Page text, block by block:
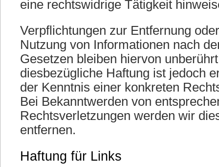
eine rechtswidrige Tätigkeit
Verpflichtungen zur Entfernung
Nutzung von Informationen nach
Gesetzen bleiben hiervon
diesbezügliche Haftung ist jedoch
der Kenntnis einer konkreten
Bei Bekanntwerden von
Rechtsverletzungen werden wir
entfernen.
Haftung für Links